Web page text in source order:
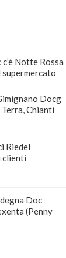
Notte Rossa
Docg
Chianti
Riedel
clienti
Doc
(Penny